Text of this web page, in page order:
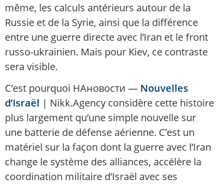
même, les calculs antérieurs autour de la
Russie et de la Syrie, ainsi que la différence
entre une guerre directe avec l’Iran et le front
russo-ukrainien. Mais pour Kiev, ce contraste
sera visible.
C’est pourquoi НАновости — Nouvelles
d’Israël | Nikk.Agency considère cette histoire
plus largement qu’une simple nouvelle sur
une batterie de défense aérienne. C’est un
matériel sur la façon dont la guerre avec l’Iran
change le système des alliances, accélère la
coordination militaire d’Israël avec ses